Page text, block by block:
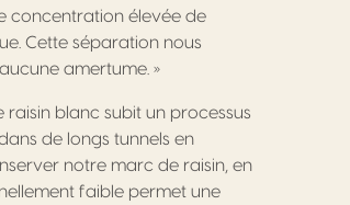
concentration élevée de
Cette séparation nous
amertume. »
raisin blanc subit un processus
de longs tunnels en
notre marc de raisin, en
faible permet une